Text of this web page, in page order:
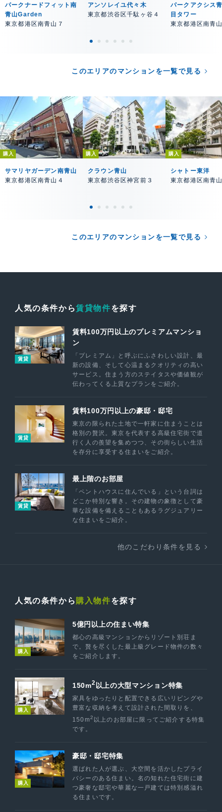
パークナードフィット南
青山Garden
東京都港区南青山７
アンソレイユ代々木
東京都渋谷区千駄ヶ谷４
パークアクシス
目タワー
東京都港区南青
このエリアのマンションを一覧で見る
購入
サマリヤガーデン南青山
東京都港区南青山４
購入
クラウン青山
東京都渋谷区神宮前３
購入
シャトー東洋
東京都港区南青
このエリアのマンションを一覧で見る
人気の条件から賃貸物件を探す
賃貸
賃料100万円以上のプレミアムマンショ
ン
「プレミアム」と呼ぶにふさわしい設計、最
新の設備、そして心温まるクオリティの高い
サービス。住まう方のステイタスや価値観が
伝わってくる上質なプランをご紹介。
賃貸
賃料100万円以上の豪邸・邸宅
東京の限られた土地で一軒家に住まうことは
格別の贅沢。東京を代表する高級住宅街で道
行く人の羨望を集めつつ、その街らしい生活
を存分に享受する住まいをご紹介。
賃貸
最上階のお部屋
「ペントハウスに住んでいる」という台詞は
どこか特別な響き。その建物の象徴として豪
華な設備を備えることもあるラグジュアリー
な住まいをご紹介。
他のこだわり条件を見る
人気の条件から 購入物件を探す
購入
5億円以上の住まい特集
都心の高級マンションからリゾート別荘ま
で。贅を尽くした最上級グレード物件の数々
をご紹介します。
購入
150m2 以上の大型マンション特集
家具をゆったりと配置できる広いリビングや
豊富な収納を考えて設計された間取りを、
150m2 以上のお部屋に限ってご紹介する特集
です。
購入
豪邸・邸宅特集
選ばれた人が選ぶ、大空間を活かしたプライ
バシーのある住まい。名の知れた住宅街に建
つ豪奢な邸宅や華麗な一戸建ては特別感溢れ
る住まいです。